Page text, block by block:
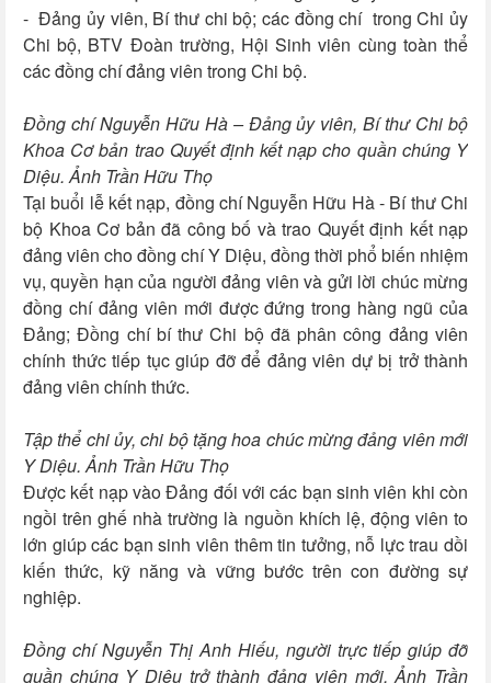
- Đảng ủy viên, Bí thư chi bộ; các đồng chí trong Chi ủy
Chi bộ, BTV Đoàn trường, Hội Sinh viên cùng toàn thể
các đồng chí đảng viên trong Chi bộ.
Đồng chí Nguyễn Hữu Hà – Đảng ủy viên, Bí thư Chi bộ
Khoa Cơ bản trao Quyết định kết nạp cho quần chúng Y
Diệu. Ảnh Trần Hữu Thọ
Tại buổi lễ kết nạp, đồng chí Nguyễn Hữu Hà - Bí thư Chi
bộ Khoa Cơ bản đã công bố và trao Quyết định kết nạp
đảng viên cho đồng chí Y Diệu, đồng thời phổ biến nhiệm
vụ, quyền hạn của người đảng viên và gửi lời chúc mừng
đồng chí đảng viên mới được đứng trong hàng ngũ của
Đảng; Đồng chí bí thư Chi bộ đã phân công đảng viên
chính thức tiếp tục giúp đỡ để đảng viên dự bị trở thành
đảng viên chính thức.
Tập thể chi ủy, chi bộ tặng hoa chúc mừng đảng viên mới
Y Diệu. Ảnh Trần Hữu Thọ
Được kết nạp vào Đảng đối với các bạn sinh viên khi còn
ngồi trên ghế nhà trường là nguồn khích lệ, động viên to
lớn giúp các bạn sinh viên thêm tin tưởng, nỗ lực trau dồi
kiến thức, kỹ năng và vững bước trên con đường sự
nghiệp.
Đồng chí Nguyễn Thị Anh Hiếu, người trực tiếp giúp đỡ
quần chúng Y Diệu trở thành đảng viên mới. Ảnh Trần